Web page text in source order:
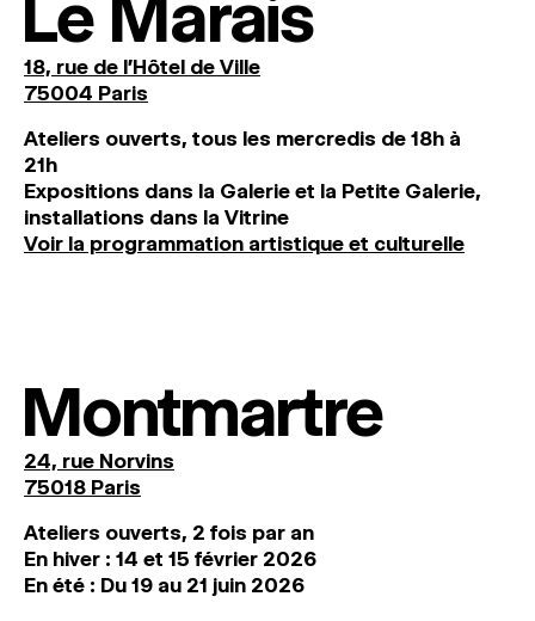
Le Marais
18, rue de l'Hôtel de Ville
75004 Paris
Ateliers ouverts, tous les mercredis de 18h à
21h
Expositions dans la Galerie et la Petite Galerie,
installations dans la Vitrine
Voir la programmation artistique et culturelle
Montmartre
24, rue Norvins
75018 Paris
Ateliers ouverts, 2 fois par an
En hiver : 14 et 15 février 2026
En été : Du 19 au 21 juin 2026